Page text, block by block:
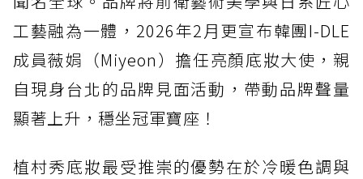
工藝融為一體，2026年2月更宣布韓團I-DLE
成員薇娟（Miyeon）擔任亮顏底妝大使，親
自現身台北的品牌見面活動，帶動品牌聲量
顯著上升，穩坐冠軍寶座！
植村秀底妝最受推崇的優勢在於冷暖色調與